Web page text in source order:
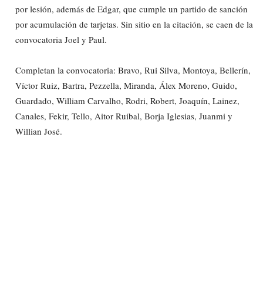
por lesión, además de Edgar, que cumple un partido de sanción
por acumulación de tarjetas. Sin sitio en la citación, se caen de la
convocatoria Joel y Paul.
Completan la convocatoria: Bravo, Rui Silva, Montoya, Bellerín,
Víctor Ruiz, Bartra, Pezzella, Miranda, Álex Moreno, Guido,
Guardado, William Carvalho, Rodri, Robert, Joaquín, Lainez,
Canales, Fekir, Tello, Aitor Ruibal, Borja Iglesias, Juanmi y
Willian José.